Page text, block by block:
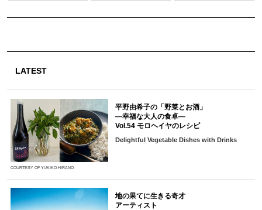
LATEST
COURTESY OF YUKIKO HIRANO
平野由希子の「野菜とお酒」
―幸福な大人の食卓―
Vol.54 モロヘイヤのレシピ
Delightful Vegetable Dishes with Drinks
地の果てに生きる奇才
アーティスト